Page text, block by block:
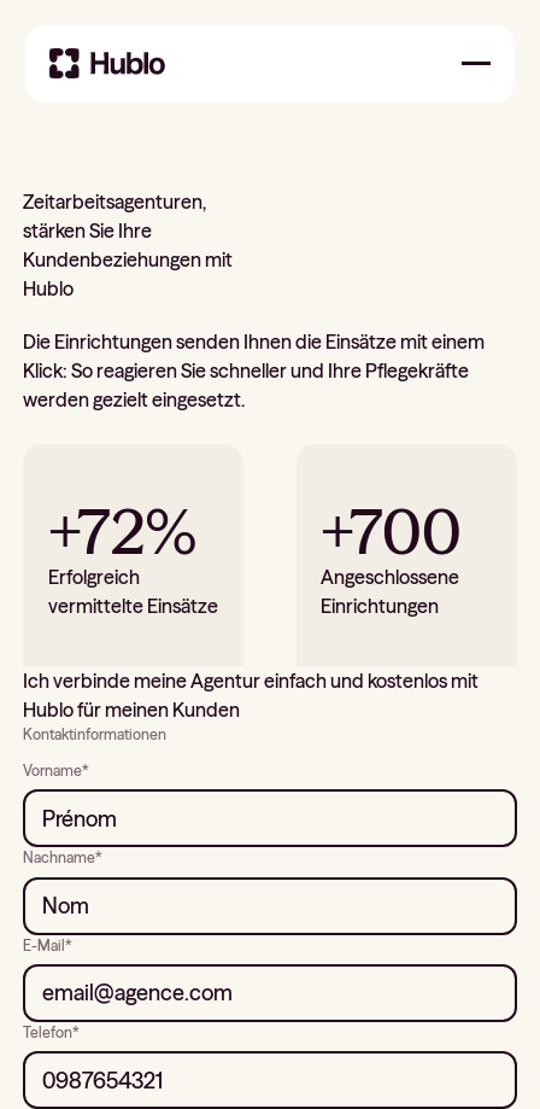
Zeitarbeitsagenturen,
stärken Sie Ihre
Kundenbeziehungen mit
Hublo
Die Einrichtungen senden Ihnen die Einsätze mit einem
Klick: So reagieren Sie schneller und Ihre Pflegekräfte
werden gezielt eingesetzt.
+72%
Erfolgreich
vermittelte Einsätze
+700
Angeschlossene
Einrichtungen
Ich verbinde meine Agentur einfach und kostenlos mit
Hublo für meinen Kunden
Kontaktinformationen
Vorname*
Nachname*
E-Mail*
Telefon*